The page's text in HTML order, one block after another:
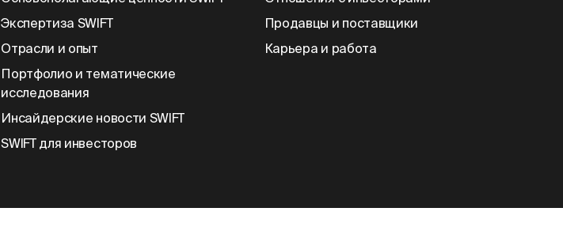
Экспертиза SWIFT
Отрасли и опыт
Портфолио и тематические
исследования
Инсайдерские новости SWIFT
SWIFT для инвесторов
Продавцы и поставщики
Карьера и работа